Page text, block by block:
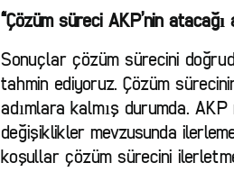
“Çözüm süreci AKP’nin atacağı
Sonuçlar çözüm sürecini
tahmin ediyoruz. Çözüm
adımlara kalmış durumda.
değişiklikler mevzusunda
koşullar çözüm sürecini